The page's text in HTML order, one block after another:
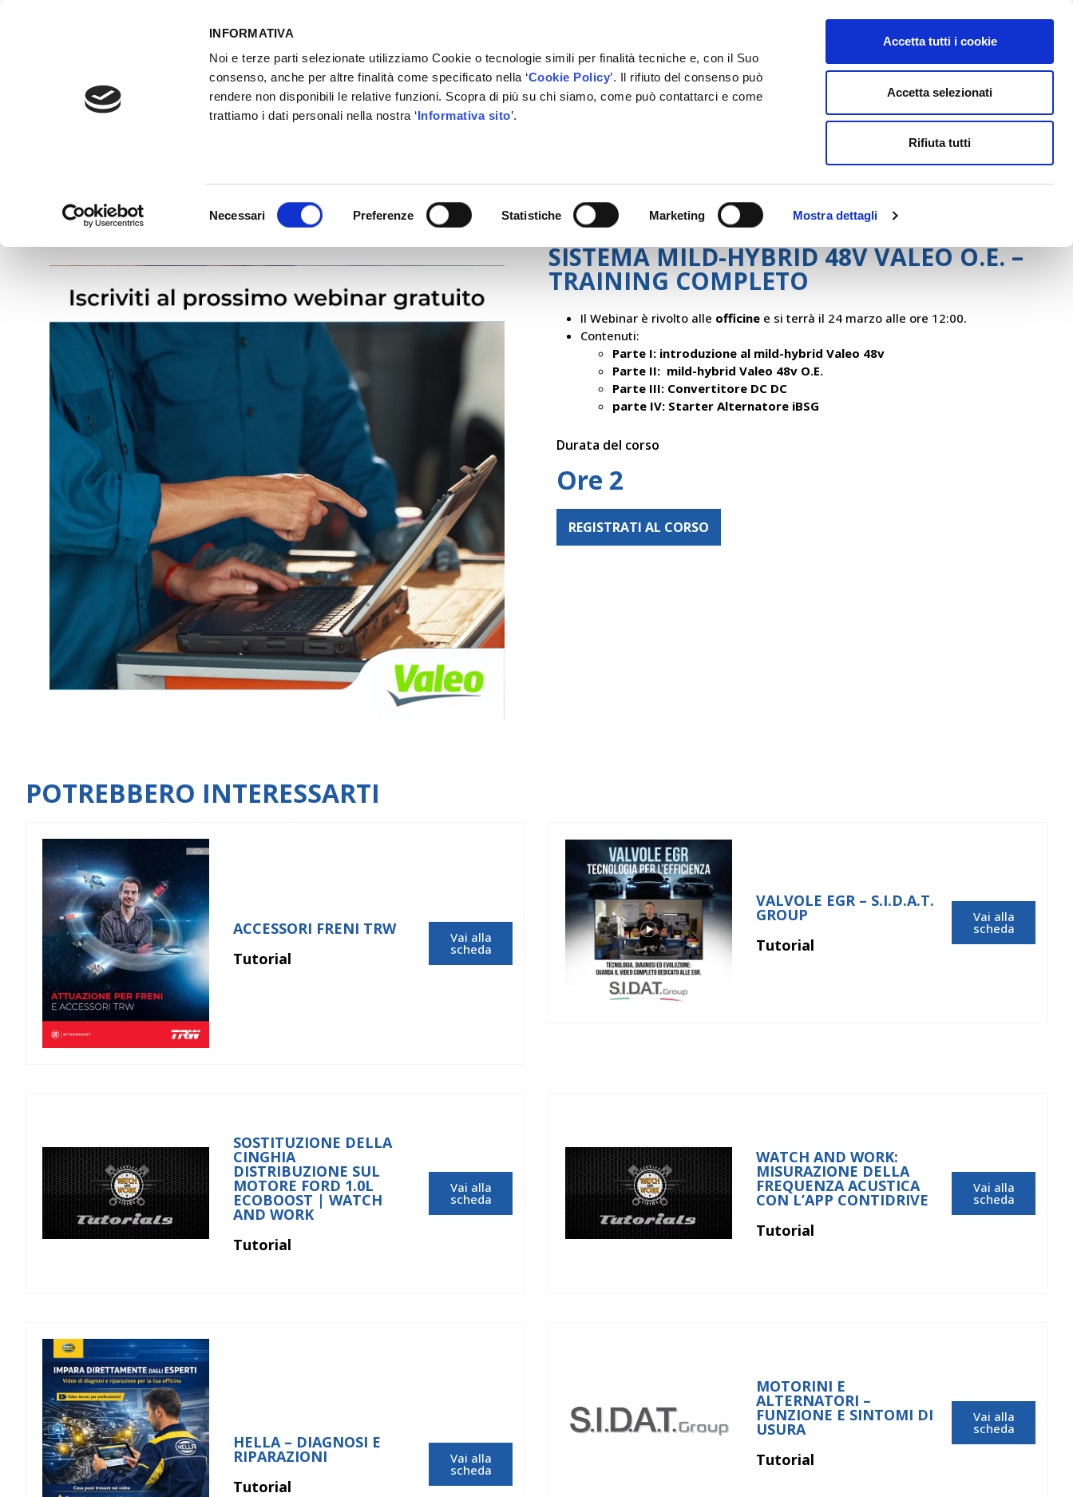
INFORMATIVA
Noi e terze parti selezionate utilizziamo Cookie o tecnologie simili per finalità tecniche e, con il Suo
consenso, anche per altre finalità come specificato nella ‘Cookie Policy’. Il rifiuto del consenso può
rendere non disponibili le relative funzioni. Scopra di più su chi siamo, come può contattarci e come
trattiamo i dati personali nella nostra ‘Informativa sito’.
del
Necessari Preferenze Statistiche Marketing Mostra dettagli
Accetta tutti i cookie
Accetta selezionati
Rifiuta tutti
ACCESSO GESTIONALE
ACCEDI E CONTATTACI
Sistema Mild-Hybrid 48V Valeo O.E. – Training Completo
SISTEMA MILD-HYBRID 48V VALEO O.E. –
TRAINING COMPLETO
Il Webinar è rivolto alle officine e si terrà il 24 marzo alle ore 12:00.
Contenuti:
Parte I: introduzione al mild-hybrid Valeo 48v
Parte II: mild-hybrid Valeo 48v O.E.
Parte III: Convertitore DC DC
parte IV: Starter Alternatore iBSG
Durata del corso
Ore 2
REGISTRATI AL CORSO
POTREBBERO INTERESSARTI
ACCESSORI FRENI TRW
Tutorial
Vai alla
scheda
VALVOLE EGR – S.I.D.A.T.
GROUP
Tutorial
Vai alla
scheda
SOSTITUZIONE DELLA
CINGHIA
DISTRIBUZIONE SUL
MOTORE FORD 1.0L
ECOBOOST | WATCH
AND WORK
Tutorial
Vai alla
scheda
WATCH AND WORK:
MISURAZIONE DELLA
FREQUENZA ACUSTICA
CON L’APP CONTIDRIVE
Tutorial
Vai alla
scheda
HELLA – DIAGNOSI E
RIPARAZIONI
Tutorial
Vai alla
scheda
MOTORINI E
ALTERNATORI –
FUNZIONE E SINTOMI DI
USURA
Tutorial
Vai alla
scheda